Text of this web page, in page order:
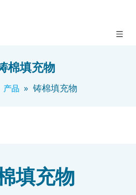
棉填充物
产品 » 铸棉填充物
填充物